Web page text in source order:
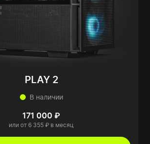
PLAY 2
В наличии
171 000 ₽
или от 6 355 ₽ в месяц